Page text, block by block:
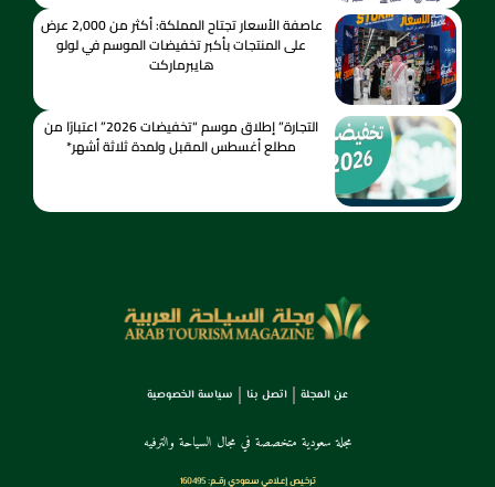
عاصفة الأسعار تجتاح المملكة: أكثر من 2,000 عرض
على المنتجات بأكبر تخفيضات الموسم في لولو
هايبرماركت
التجارة” إطلاق موسم “تخفيضات 2026” اعتبارًا من
مطلع أغسطس المقبل ولمدة ثلاثة أشهر*
عن المجلة اتصل بنا سياسة الخصوصية
مجلة سعودية متخصصة في مجال السياحة والترفيه
ترخـيص إعـلامي سـعودي رقــم: 160495